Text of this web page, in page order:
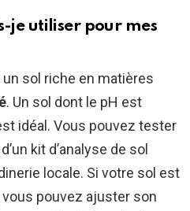
je utiliser pour mes
sol riche en matières
. Un sol dont le pH est
idéal. Vous pouvez tester
kit d’analyse de sol
locale. Si votre sol est
pouvez ajuster son